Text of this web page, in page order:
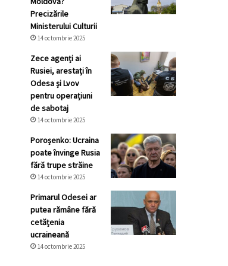
Precizările
Ministerului Culturii
14 octombrie 2025
Zece agenți ai
Rusiei, arestați în
Odesa și Lvov
pentru operațiuni
de sabotaj
14 octombrie 2025
Poroșenko: Ucraina
poate învinge Rusia
fără trupe străine
14 octombrie 2025
Primarul Odesei ar
putea rămâne fără
cetățenia
ucraineană
14 octombrie 2025